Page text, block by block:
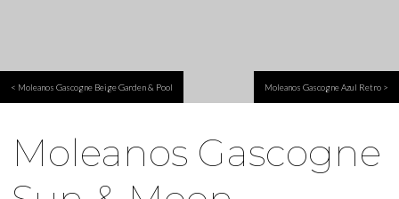
< Moleanos Gascogne Beige Garden & Pool Moleanos Gascogne Azul Retro >
Moleanos Gascogne